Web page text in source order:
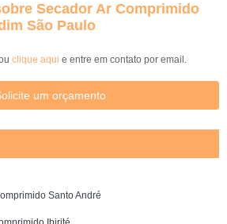
Secador Ar Comprimido
São Paulo
clique aqui e entre em contato por email.
um orçamento
Santo André